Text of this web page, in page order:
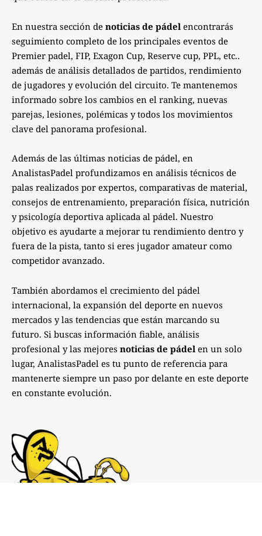
En nuestra sección de noticias de pádel encontrarás
seguimiento completo de los principales eventos de
Premier padel, FIP, Exagon Cup, Reserve cup, PPL, etc..
además de análisis detallados de partidos, rendimiento
de jugadores y evolución del circuito. Te mantenemos
informado sobre los cambios en el ranking, nuevas
parejas, lesiones, polémicas y todos los movimientos
clave del panorama profesional.
Además de las últimas noticias de pádel, en
AnalistasPadel profundizamos en análisis técnicos de
palas realizados por expertos, comparativas de material,
consejos de entrenamiento, preparación física, nutrición
y psicología deportiva aplicada al pádel. Nuestro
objetivo es ayudarte a mejorar tu rendimiento dentro y
fuera de la pista, tanto si eres jugador amateur como
competidor avanzado.
También abordamos el crecimiento del pádel
internacional, la expansión del deporte en nuevos
mercados y las tendencias que están marcando su
futuro. Si buscas información fiable, análisis
profesional y las mejores noticias de pádel en un solo
lugar, AnalistasPadel es tu punto de referencia para
mantenerte siempre un paso por delante en este deporte
en constante evolución.